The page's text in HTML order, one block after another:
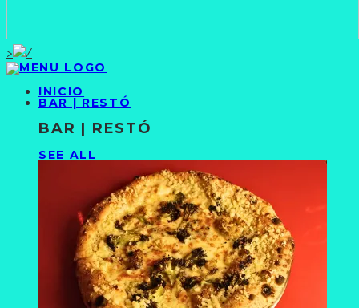
>
INICIO
BAR | RESTÓ
BAR | RESTÓ
SEE ALL